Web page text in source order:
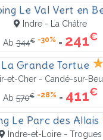
Le Val Vert en
Indre - La Châtre
Ab344€ -30% = 241€
Grande Tortue
et-Cher - Candé-sur-
Ab570€ -28% = 411€
Le Parc des Allais
Indre-et-Loire - Trogues